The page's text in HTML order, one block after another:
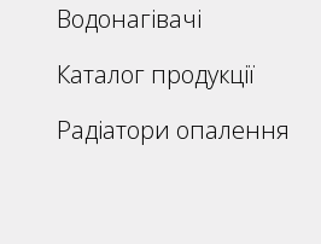
Водонагівачі
Каталог продукції
Радіатори опалення